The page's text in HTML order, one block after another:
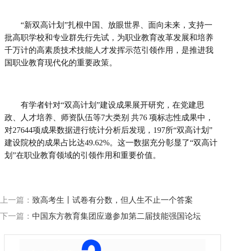
“新双高计划”扎根中国、放眼世界、面向未来，支持一
批高职学校和专业群先行先试，为职业教育改革发展和培养
千万计的高素质技术技能人才发挥示范引领作用，是推进我
国职业教育现代化的重要政策。
有学者针对“双高计划”建设成果展开研究，在党建思
政、人才培养、师资队伍等7大类别 共76 项标志性成果中，
对27644项成果数据进行统计分析后发现，197所“双高计划”
建设院校的成果占比达49.62%。这一数据充分彰显了“双高计
划”在职业教育领域的引领作用和重要价值。
上一篇： 致高考生丨试卷有分数，但人生不止一个答案
下一篇： 中国东方教育集团应邀参加第二届技能强国论坛